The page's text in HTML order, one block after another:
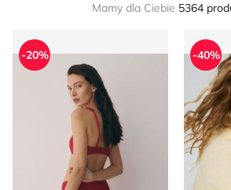
Mamy dla Ciebie 5364
Reserved - Strój kąpielowy na wiosnę
-20% -40%